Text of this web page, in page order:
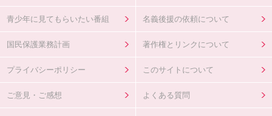
青少年に見てもらいたい番組 名義後援の依頼について
国民保護業務計画 著作権とリンクについて
プライバシーポリシー このサイトについて
ご意見・ご感想 よくある質問